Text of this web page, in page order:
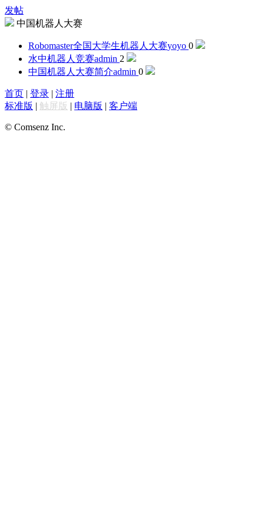
发帖
中国机器人大赛
Robomaster全国大学生机器人大赛yoyo 0
水中机器人竞赛admin 2
中国机器人大赛简介admin 0
首页 | 登录 | 注册
标准版 | 触屏版 | 电脑版 | 客户端
© Comsenz Inc.